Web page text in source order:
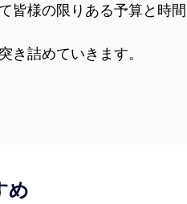
皆様の限りある予算と時
き詰めていきます。
め